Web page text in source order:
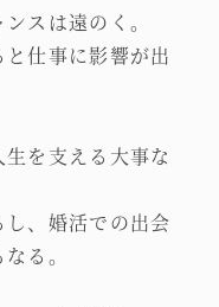
スは遠のく。
仕事に影響が出
を支える大事な
、婚活での出会
る。